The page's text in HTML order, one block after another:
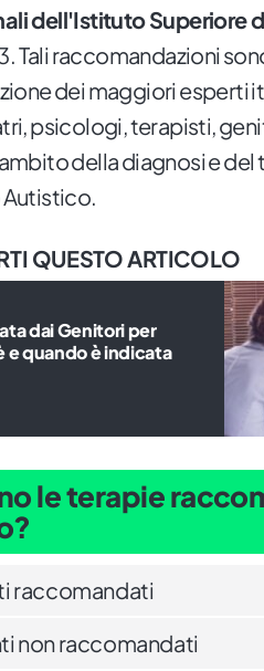
dell'Istituto Superiore
Tali raccomandazioni
dei maggiori esperti
psicologi, terapisti,
della diagnosi e
QUESTO ARTICOLO
dai Genitori per
e quando è indicata
le terapie
raccomandati
non raccomandati